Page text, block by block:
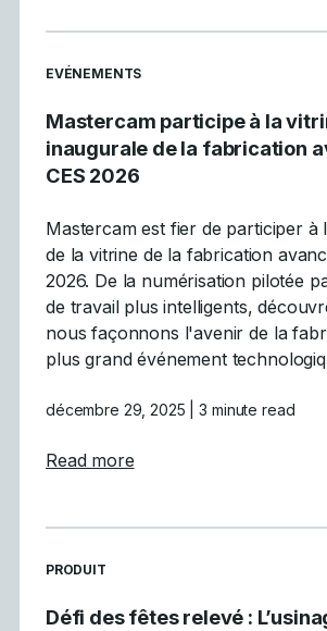
READ MORE ARTICLES ABOUT
EVÉNEMENTS
Mastercam participe à la
inaugurale de la fabrication
CES 2026
Mastercam est fier de participer à
de la vitrine de la fabrication
2026. De la numérisation pilotée
de travail plus intelligents,
nous façonnons l'avenir de la
plus grand événement
décembre 29, 2025 | 3 minute read
Read moreabout Mastercam
READ MORE ARTICLES ABOUT
PRODUIT
Défi des fêtes relevé :